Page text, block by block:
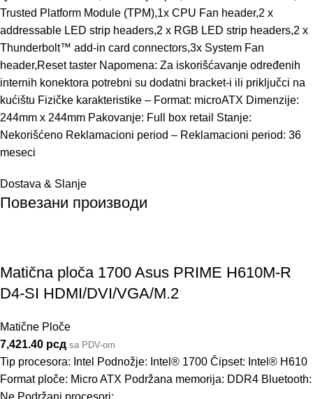
Trusted Platform Module (TPM),1x CPU Fan header,2 x
addressable LED strip headers,2 x RGB LED strip headers,2 x
Thunderbolt™ add-in card connectors,3x System Fan
header,Reset taster Napomena: Za iskorišćavanje određenih
internih konektora potrebni su dodatni bracket-i ili priključci na
kućištu Fizičke karakteristike – Format: microATX Dimenzije:
244mm x 244mm Pakovanje: Full box retail Stanje:
Nekorišćeno Reklamacioni period – Reklamacioni period: 36
meseci
Dostava & Slanje
Повезани производи
Matična ploča 1700 Asus PRIME H610M-R
D4-SI HDMI/DVI/VGA/M.2
Matične Ploče
7,421.40 рсд sa PDV-om
Tip procesora: Intel Podnožje: Intel® 1700 Čipset: Intel® H610
Format ploče: Micro ATX Podržana memorija: DDR4 Bluetooth: